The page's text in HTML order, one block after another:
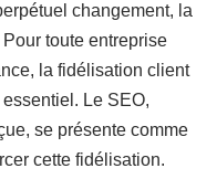
changement, la
toute entreprise
la fidélisation client
Le SEO,
se présente comme
cette fidélisation.